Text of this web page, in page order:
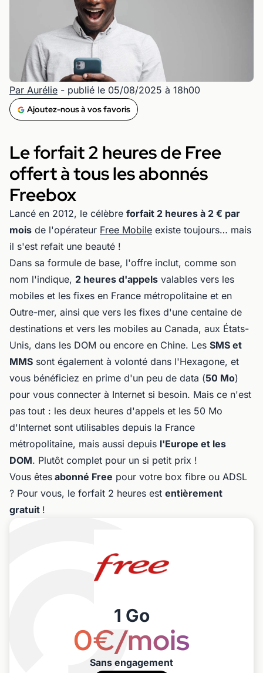
Par Aurélie - publié le 05/08/2025 à 18h00
Ajoutez-nous à vos favoris
Le forfait 2 heures de Free
offert à tous les abonnés
Freebox
Lancé en 2012, le célèbre forfait 2 heures à 2 € par
mois de l'opérateur Free Mobile existe toujours… mais
il s'est refait une beauté !
Dans sa formule de base, l'offre inclut, comme son
nom l'indique, 2 heures d'appels valables vers les
mobiles et les fixes en France métropolitaine et en
Outre-mer, ainsi que vers les fixes d'une centaine de
destinations et vers les mobiles au Canada, aux États-
Unis, dans les DOM ou encore en Chine. Les SMS et
MMS sont également à volonté dans l'Hexagone, et
vous bénéficiez en prime d'un peu de data (50 Mo)
pour vous connecter à Internet si besoin. Mais ce n'est
pas tout : les deux heures d'appels et les 50 Mo
d'Internet sont utilisables depuis la France
métropolitaine, mais aussi depuis l'Europe et les
DOM. Plutôt complet pour un si petit prix !
Vous êtes abonné Free pour votre box fibre ou ADSL
? Pour vous, le forfait 2 heures est entièrement
gratuit !
1 Go
0€/mois
Sans engagement